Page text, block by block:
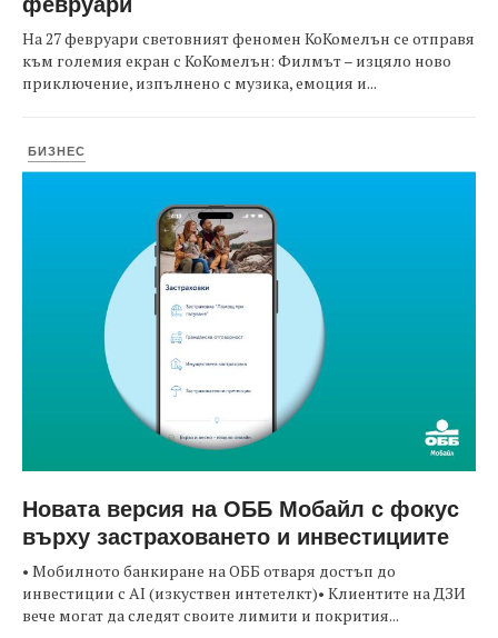
На 27 февруари световният феномен КоКомелън се отправя
към големия екран с КоКомелън: Филмът – изцяло ново
приключение, изпълнено с музика, емоция и...
БИЗНЕС
Новата версия на ОББ Мобайл с фокус
върху застраховането и инвестициите
• Мобилното банкиране на ОББ отваря достъп до
инвестиции с AI (изкуствен интетелкт)• Клиентите на ДЗИ
вече могат да следят своите лимити и покрития...